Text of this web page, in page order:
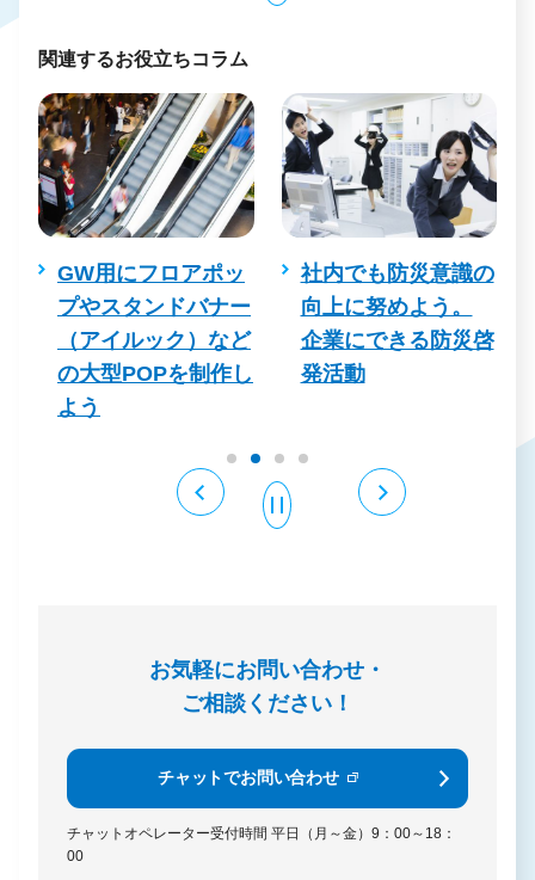
関連するお役立ちコラム
GW用にフロアポッ
プやスタンドバナー
（アイルック）など
の大型POPを制作し
よう
社内でも防災意識の
向上に努めよう。
企業にできる防災啓
発活動
お気軽にお問い合わせ・
ご相談ください！
チャットでお問い合わせ
チャットオペレーター受付時間 平日（月～金）9：00～18：
00